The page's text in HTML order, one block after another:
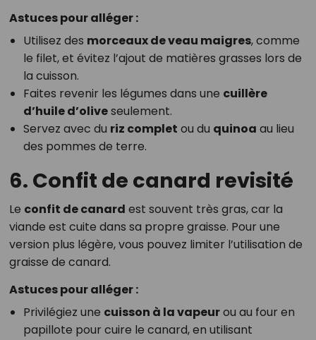
Astuces pour alléger :
Utilisez des morceaux de veau maigres, comme
le filet, et évitez l’ajout de matières grasses lors de
la cuisson.
Faites revenir les légumes dans une cuillère
d’huile d’oliveseulement.
Servez avec du riz complet ou du quinoa au lieu
des pommes de terre.
6. Confit de canard revisité
Le confit de canard est souvent très gras, car la
viande est cuite dans sa propre graisse. Pour une
version plus légère, vous pouvez limiter l’utilisation de
graisse de canard.
Astuces pour alléger :
Privilégiez une cuisson à la vapeurou au four en
papillote pour cuire le canard, en utilisant